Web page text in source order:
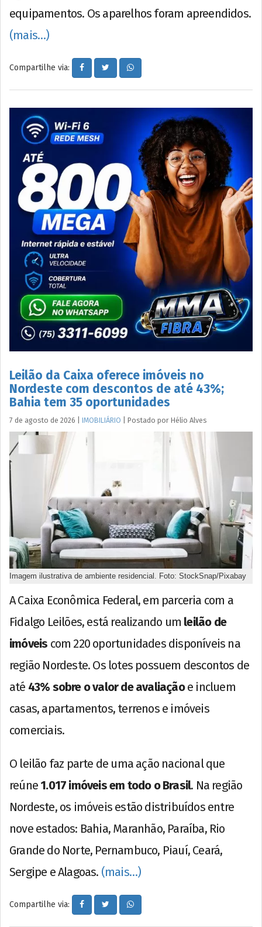
equipamentos. Os aparelhos foram apreendidos.
(mais…)
Compartilhe via:
Leilão da Caixa oferece imóveis no
Nordeste com descontos de até 43%;
Bahia tem 35 oportunidades
7 de agosto de 2026 IMOBILIÁRIO Postado por Hélio Alves
Imagem ilustrativa de ambiente residencial. Foto: StockSnap/Pixabay
A Caixa Econômica Federal, em parceria com a
Fidalgo Leilões, está realizando um leilão de
imóveis com 220 oportunidades disponíveis na
região Nordeste. Os lotes possuem descontos de
até 43% sobre o valor de avaliaçãoe incluem
casas, apartamentos, terrenos e imóveis
comerciais.
O leilão faz parte de uma ação nacional que
reúne 1.017 imóveis em todo o Brasil. Na região
Nordeste, os imóveis estão distribuídos entre
nove estados: Bahia, Maranhão, Paraíba, Rio
Grande do Norte, Pernambuco, Piauí, Ceará,
Sergipe e Alagoas. (mais…)
Compartilhe via: